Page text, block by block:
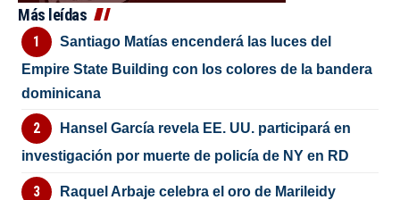
Más leídas
Santiago Matías encenderá las luces del
Empire State Building con los colores de la bandera
dominicana
Hansel García revela EE. UU. participará en
investigación por muerte de policía de NY en RD
Raquel Arbaje celebra el oro de Marileidy